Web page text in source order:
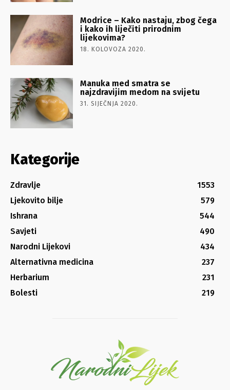
Modrice – Kako nastaju, zbog čega
i kako ih liječiti prirodnim
lijekovima?
18. KOLOVOZA 2020.
Manuka med smatra se
najzdravijim medom na svijetu
31. SIJEČNJA 2020.
Kategorije
Zdravlje
1553
Ljekovito bilje
579
Ishrana
544
Savjeti
490
Narodni Lijekovi
434
Alternativna medicina
237
Herbarium
231
Bolesti
219